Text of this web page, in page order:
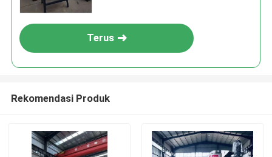
Terus
Rekomendasi Produk